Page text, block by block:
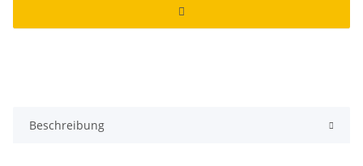
Beschreibung